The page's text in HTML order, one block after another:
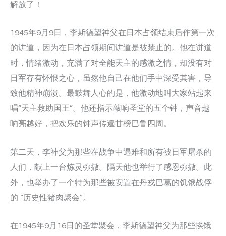
解放了！
1945年9月9日，李斯德望神父在日本占领结束后作第一次
的讲道，因为在日本占领期间讲道是被禁止的。他在讲道
时，情绪激动，充满了对全能天主的感激之情，却没有对
日军存有怀恨之心，虽然他自己在他们手中深受其害，导
致他精神崩溃。最鼓舞人心的是，他激动地叫大家站起来
唱“天主救助国王”。他还指示敲响圣堂的五个钟，声音越
响亮越好，把欢乐的钟声传遍甘榜巴鲁四周。
第二天，李神父为那些在战争中遇难和所有被日军屠杀的
人们，献上一台炼灵弥撒。隔天他也举行了感恩弥撒。此
外，也举办了一个特为那些被安置在丹戎巴葛的饥饿战俘
的 “历史性猪肉聚会”。
在1945年9月16日的圣堂聚会，李斯德望神父为那些挨饿